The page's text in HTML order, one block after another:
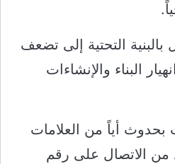
التحتية إلى تضعف
البناء والإنشاءات
أياً من العلامات
من الاتصال على رقم